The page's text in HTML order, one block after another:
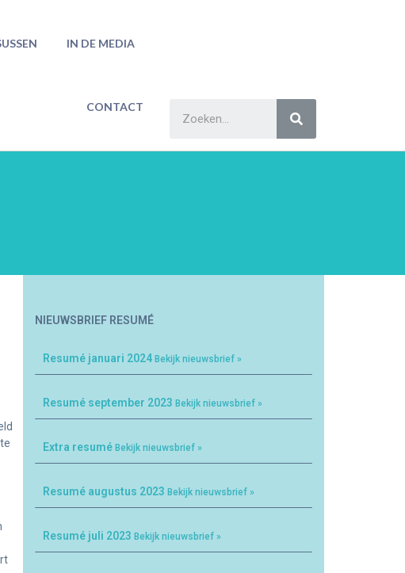
IN DE MEDIA
CONTACT
NIEUWSBRIEF RESUMÉ
Resumé januari 2024 Bekijk nieuwsbrief »
Resumé september 2023 Bekijk nieuwsbrief »
Extra resumé Bekijk nieuwsbrief »
Resumé augustus 2023 Bekijk nieuwsbrief »
Resumé juli 2023 Bekijk nieuwsbrief »